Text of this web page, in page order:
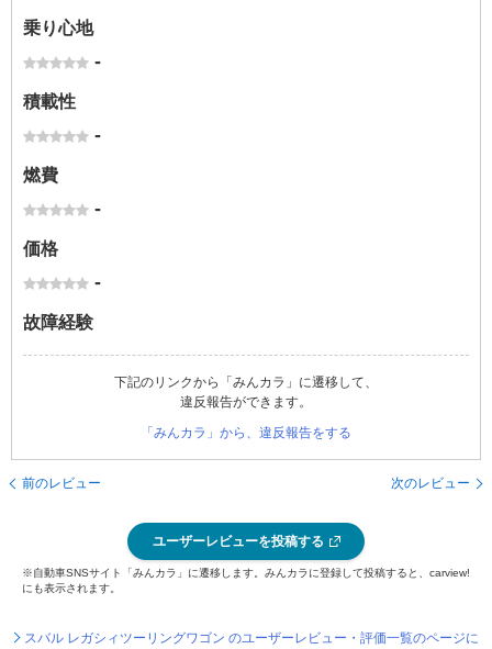
乗り心地
-
積載性
-
燃費
-
価格
-
故障経験
下記のリンクから「みんカラ」に遷移して、
違反報告ができます。
「みんカラ」から、違反報告をする
前のレビュー 次のレビュー
ユーザーレビューを投稿する
※自動車SNSサイト「みんカラ」に遷移します。みんカラに登録して投稿すると、carview!
にも表示されます。
スバル レガシィツーリングワゴン のユーザーレビュー・評価一覧のページに